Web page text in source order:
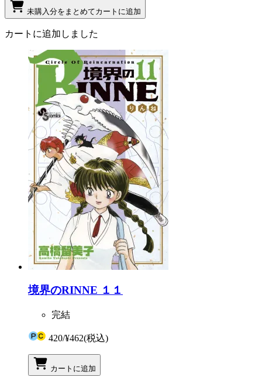
未購入分をまとめてカートに追加
カートに追加しました
境界のRINNE １１
完結
420/¥462(税込)
カートに追加